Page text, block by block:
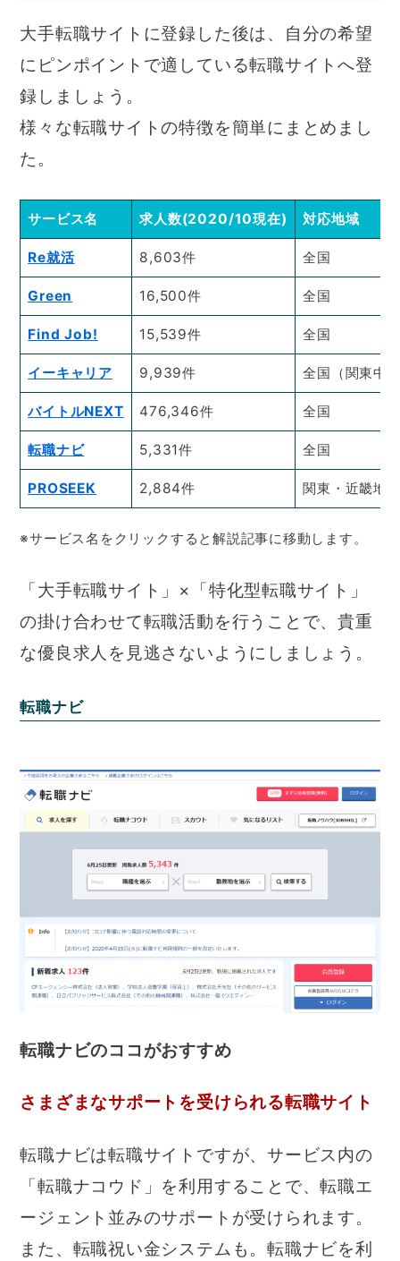
大手転職サイトに登録した後は、自分の希望
にピンポイントで適している転職サイトへ登
録しましょう。
様々な転職サイトの特徴を簡単にまとめまし
た。
サービス名 求人数(2020/10現在) 対応地域
Re就活 8,603件 全国
Green 16,500件 全国
Find Job! 15,539件 全国
イーキャリア 9,939件 全国（関東中
バイトルNEXT 476,346件 全国
転職ナビ 5,331件 全国
PROSEEK 2,884件 関東・近畿地
※サービス名をクリックすると解説記事に移動します。
「大手転職サイト」×「特化型転職サイト」
の掛け合わせて転職活動を行うことで、貴重
な優良求人を見逃さないようにしましょう。
転職ナビ
転職ナビのココがおすすめ
さまざまなサポートを受けられる転職サイト
転職ナビは転職サイトですが、サービス内の
「転職ナコウド」を利用することで、転職エ
ージェント並みのサポートが受けられます。
また、転職祝い金システムも。転職ナビを利